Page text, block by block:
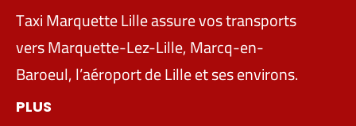
Taxi Marquette Lille assure vos transports
vers Marquette-Lez-Lille, Marcq-en-
Baroeul, l’aéroport de Lille et ses environs.
PLUS